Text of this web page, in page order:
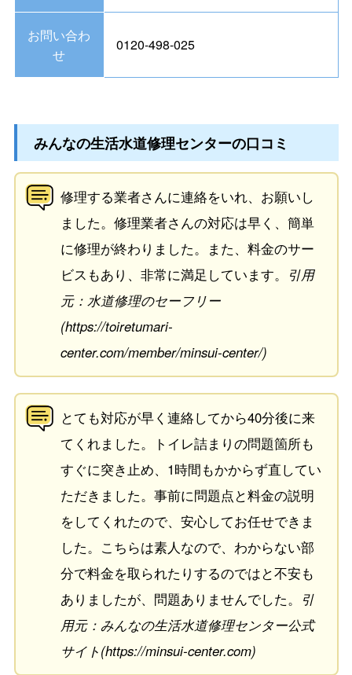
お問い合わ
せ
0120-498-025
みんなの生活水道修理センターの口コミ
修理する業者さんに連絡をいれ、お願いし
ました。修理業者さんの対応は早く、簡単
に修理が終わりました。また、料金のサー
ビスもあり、非常に満足しています。 引用
元：水道修理のセーフリー
(https://toiretumari-
center.com/member/minsui-center/)
とても対応が早く連絡してから40分後に来
てくれました。トイレ詰まりの問題箇所も
すぐに突き止め、1時間もかからず直してい
ただきました。事前に問題点と料金の説明
をしてくれたので、安心してお任せできま
した。こちらは素人なので、わからない部
分で料金を取られたりするのではと不安も
ありましたが、問題ありませんでした。 引
用元：みんなの生活水道修理センター公式
サイト(https://minsui-center.com)